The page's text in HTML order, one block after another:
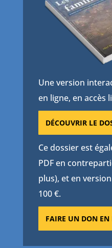
Une version
en ligne, en accès
DÉCOUVRIR LE
Ce dossier est
PDF en
plus), et en
100 €.
FAIRE UN DON EN